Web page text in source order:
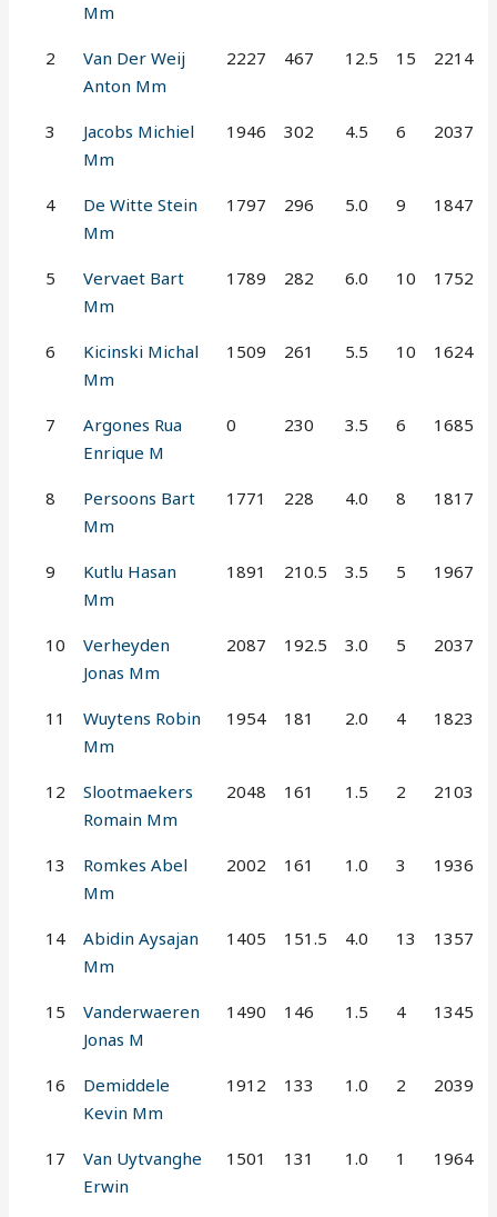
Mm
2
Van Der Weij
Anton Mm
2227 467 12.5 15 2214
3
Jacobs Michiel
Mm
1946 302 4.5 6 2037
4
De Witte Stein
Mm
1797 296 5.0 9 1847
5
Vervaet Bart
Mm
1789 282 6.0 10 1752
6
Kicinski Michal
Mm
1509 261 5.5 10 1624
7
Argones Rua
Enrique M
0 230 3.5 6 1685
8
Persoons Bart
Mm
1771 228 4.0 8 1817
9
Kutlu Hasan
Mm
1891 210.5 3.5 5 1967
10
Verheyden
Jonas Mm
2087 192.5 3.0 5 2037
11
Wuytens Robin
Mm
1954 181 2.0 4 1823
12
Slootmaekers
Romain Mm
2048 161 1.5 2 2103
13
Romkes Abel
Mm
2002 161 1.0 3 1936
14
Abidin Aysajan
Mm
1405 151.5 4.0 13 1357
15
Vanderwaeren
Jonas M
1490 146 1.5 4 1345
16
Demiddele
Kevin Mm
1912 133 1.0 2 2039
17
Van Uytvanghe
Erwin
1501 131 1.0 1 1964